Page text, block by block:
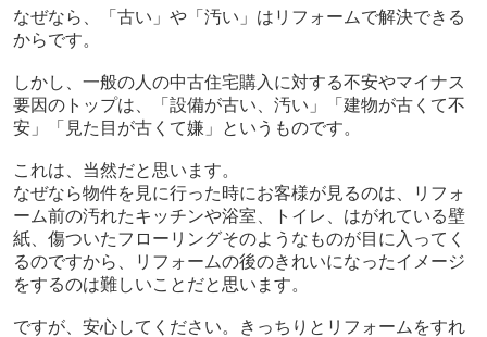
なぜなら、「古い」や「汚い」はリフォームで解決できる
からです。
しかし、一般の人の中古住宅購入に対する不安やマイナス
要因のトップは、「設備が古い、汚い」「建物が古くて不
安」「見た目が古くて嫌」というものです。
これは、当然だと思います。
なぜなら物件を見に行った時にお客様が見るのは、リフォ
ーム前の汚れたキッチンや浴室、トイレ、はがれている壁
紙、傷ついたフローリングそのようなものが目に入ってく
るのですから、リフォームの後のきれいになったイメージ
をするのは難しいことだと思います。
ですが、安心してください。きっちりとリフォームをすれ